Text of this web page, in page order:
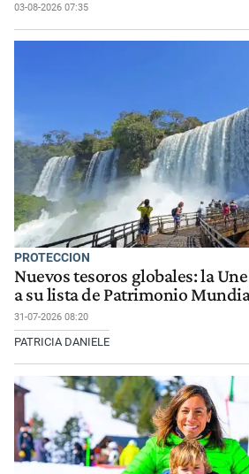
03-08-2026 07:35
PROTECCION
Nuevos tesoros globales: la
a su lista de Patrimonio
31-07-2026 08:20
PATRICIA DANIELE